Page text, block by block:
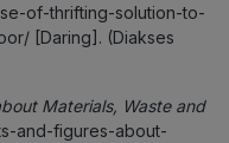
of-thrifting-solution-to-
[Daring]. (Diakses
Materials, Waste and
and-figures-about-